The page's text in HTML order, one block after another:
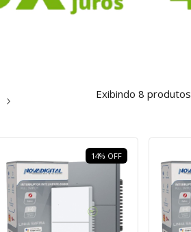
Exibindo 8 produtos
14% OFF